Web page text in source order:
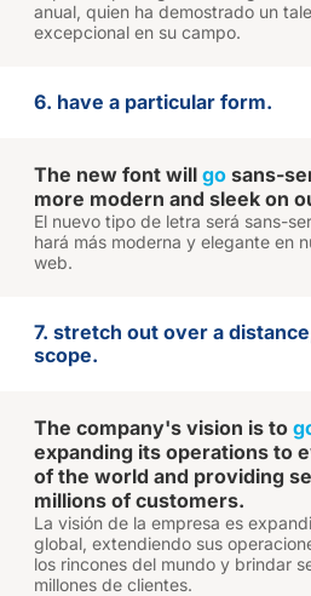
anual, quien ha demostrado un
excepcional en su campo.
6. have a particular form.
The new font will go sans-
more modern and sleek on
El nuevo tipo de letra será sans-
hará más moderna y elegante en
web.
7. stretch out over a
scope.
The company's vision is to
expanding its operations to
of the world and providing
millions of customers.
La visión de la empresa es
global, extendiendo sus
los rincones del mundo y brindar
millones de clientes.